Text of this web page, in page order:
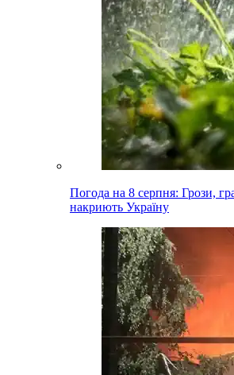
Погода на 8 серпня: Грози,
накриють Україну